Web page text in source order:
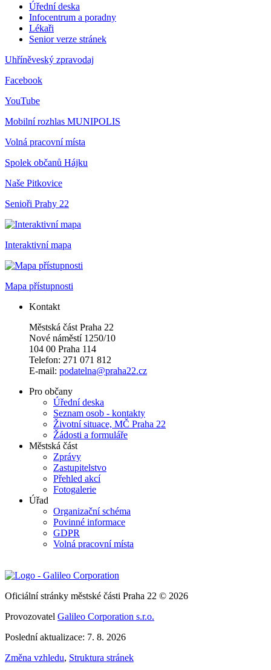
Úřední deska
Infocentrum a poradny
Lékaři
Senior verze stránek
Uhříněveský zpravodaj
Facebook
YouTube
Mobilní rozhlas MUNIPOLIS
Volná pracovní místa
Spolek občanů Hájku
Naše Pitkovice
Senioři Prahy 22
Interaktivní mapa
Mapa přístupnosti
Kontakt
Městská část Praha 22
Nové náměstí 1250/10
104 00 Praha 114
Telefon: 271 071 812
E-mail: podatelna@praha22.cz
Pro občany
Úřední deska
Seznam osob - kontakty
Životní situace, MČ Praha 22
Žádosti a formuláře
Městská část
Zprávy
Zastupitelstvo
Přehled akcí
Fotogalerie
Úřad
Organizační schéma
Povinné informace
GDPR
Volná pracovní místa
Oficiální stránky městské části Praha 22 © 2026
Provozovatel Galileo Corporation s.r.o.
Poslední aktualizace: 7. 8. 2026
Změna vzhledu, Struktura stránek